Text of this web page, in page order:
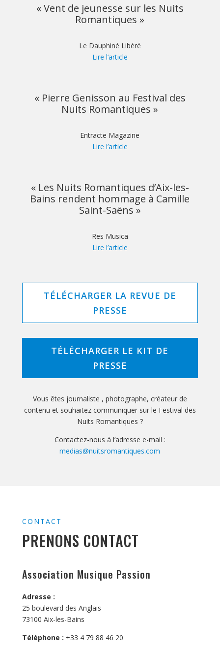
« Vent de jeunesse sur les Nuits
Romantiques »
Le Dauphiné Libéré
Lire l’article
« Pierre Genisson au Festival des
Nuits Romantiques »
Entracte Magazine
Lire l’article
« Les Nuits Romantiques d’Aix-les-
Bains rendent hommage à Camille
Saint-Saëns »
Res Musica
Lire l’article
TÉLÉCHARGER LA REVUE DE
PRESSE
TÉLÉCHARGER LE KIT DE
PRESSE
Vous êtes journaliste , photographe, créateur de
contenu et souhaitez communiquer sur le Festival des
Nuits Romantiques ?
Contactez-nous à l’adresse e-mail :
medias@nuitsromantiques.com
CONTACT
PRENONS CONTACT
Association Musique Passion
Adresse :
25 boulevard des Anglais
73100 Aix-les-Bains
Téléphone : +33 4 79 88 46 20